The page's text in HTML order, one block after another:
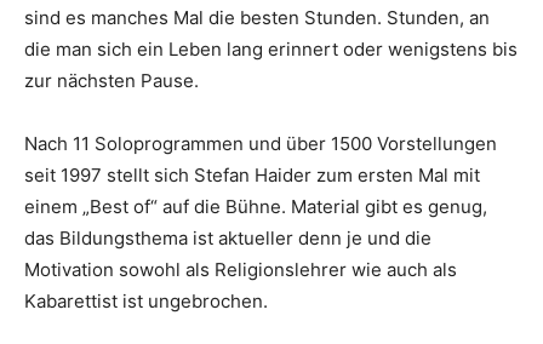
sind es manches Mal die besten Stunden. Stunden, an
die man sich ein Leben lang erinnert oder wenigstens bis
zur nächsten Pause.
Nach 11 Soloprogrammen und über 1500 Vorstellungen
seit 1997 stellt sich Stefan Haider zum ersten Mal mit
einem „Best of“ auf die Bühne. Material gibt es genug,
das Bildungsthema ist aktueller denn je und die
Motivation sowohl als Religionslehrer wie auch als
Kabarettist ist ungebrochen.